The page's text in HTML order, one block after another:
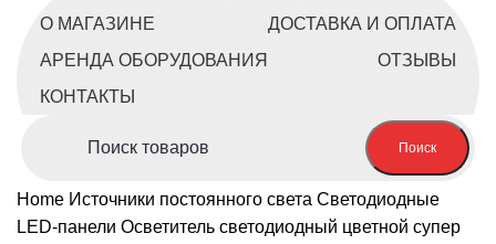
О МАГАЗИНЕ
ДОСТАВКА И ОПЛАТА
АРЕНДА ОБОРУДОВАНИЯ
ОТЗЫВЫ
КОНТАКТЫ
Поиск
Home Источники постоянного света Светодиодные
LED-панели Осветитель светодиодный цветной супер